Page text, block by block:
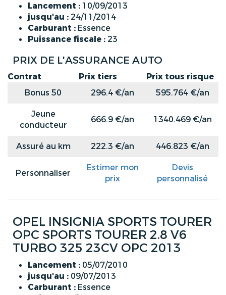
Lancement : 10/09/2013
jusqu'au : 24/11/2014
Carburant : Essence
Puissance fiscale : 23
PRIX DE L'ASSURANCE AUTO
Contrat Prix tiers
Prix tous risque
Bonus 50
296.4 €/an
595.764 €/an
Jeune
conducteur
666.9 €/an 1340.469 €/an
Assuré au km 222.3 €/an 446.823 €/an
Personnaliser
Estimer mon
prix
Devis
personnalisé
OPEL INSIGNIA SPORTS TOURER
OPC SPORTS TOURER 2.8 V6
TURBO 325 23CV OPC 2013
Lancement : 05/07/2010
jusqu'au : 09/07/2013
Carburant : Essence